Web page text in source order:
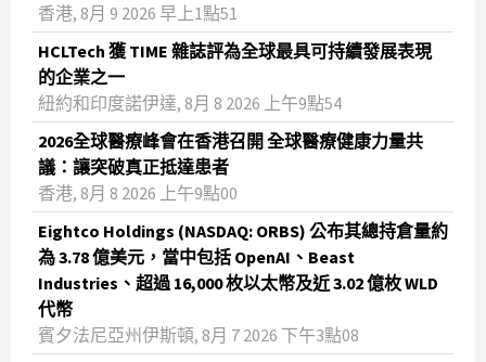
香港, 8月 9 2026 早上1點51
HCLTech 獲 TIME 雜誌評為全球最具可持續發展表現
的企業之一
紐約和印度諾伊達, 8月 8 2026 上午9點54
2026全球醫療峰會在香港召開 全球醫療健康力量共
議：讓突破真正抵達患者
香港, 8月 8 2026 上午9點00
Eightco Holdings (NASDAQ: ORBS) 公布其總持倉量約
為 3.78 億美元，當中包括 OpenAI、Beast
Industries、超過 16,000 枚以太幣及近 3.02 億枚 WLD
代幣
賓夕法尼亞州伊斯頓, 8月 7 2026 下午3點08